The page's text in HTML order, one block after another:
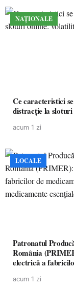
NAȚIONALE
Ce caracteristici
distracție la
acum 1 zi
LOCALE
Patronatul
România
electrică a
acum 1 zi